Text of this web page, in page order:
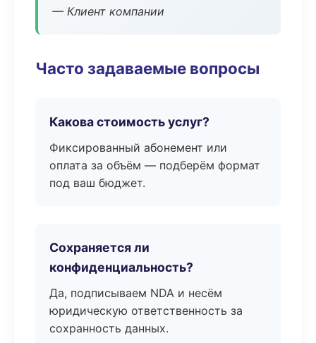
— Клиент компании
Часто задаваемые вопросы
Какова стоимость услуг?
Фиксированный абонемент или
оплата за объём — подберём формат
под ваш бюджет.
Сохраняется ли
конфиденциальность?
Да, подписываем NDA и несём
юридическую ответственность за
сохранность данных.